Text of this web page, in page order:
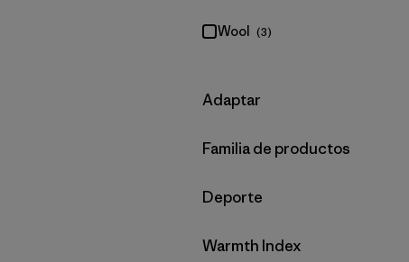
Wool (3)
Filtrar por
Adaptar
Filtrar por
Familia de productos
Filtrar por
Deporte
Filtrar por
Warmth Index